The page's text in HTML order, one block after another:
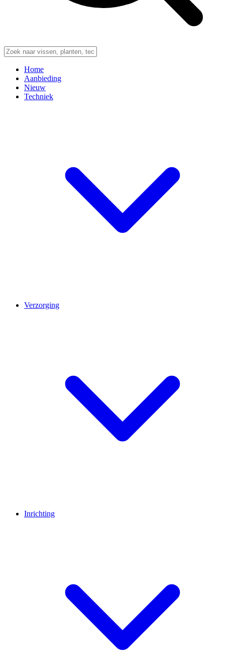
Home
Aanbieding
Nieuw
Techniek
Verzorging
Inrichting